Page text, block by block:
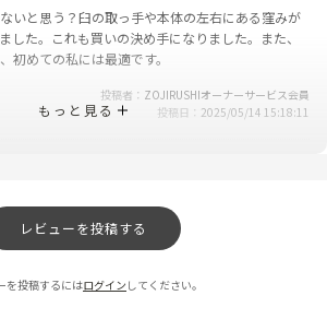
いと思う？臼の取っ手や本体の左右にある窪みが
した。これも買いの決め手になりました。また、
初めての私には最適です。
投稿者
ZOJIRUSHIオーナーサービス会員
投稿日
2025/05/14 15:18:11
るのですが、仕上がりに堅いお米の粒が残ってし
もっと見る
レビューを投稿する
を投稿するにはログイン してください。